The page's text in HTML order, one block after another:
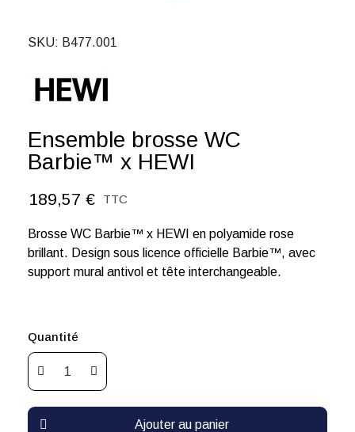
SKU B477.001
Ensemble brosse WC
Barbie™ x HEWI
189,57 € TTC
Brosse WC Barbie™ x HEWI en polyamide rose
brillant. Design sous licence officielle Barbie™, avec
support mural antivol et tête interchangeable.
Quantité
Ajouter au panier